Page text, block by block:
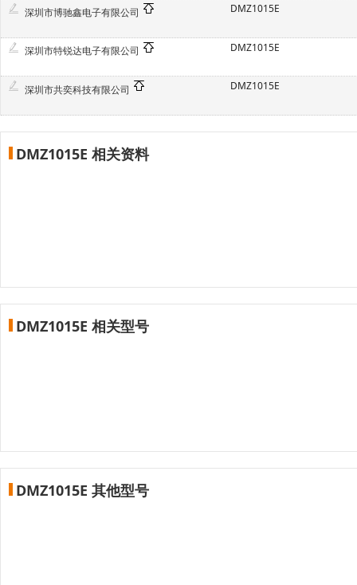
深圳市博驰鑫电子有限公司 DMZ1015E
深圳市特锐达电子有限公司 DMZ1015E
深圳市共奕科技有限公司 DMZ1015E
DMZ1015E 相关资料
DMZ1015E 相关型号
DMZ1015E 其他型号